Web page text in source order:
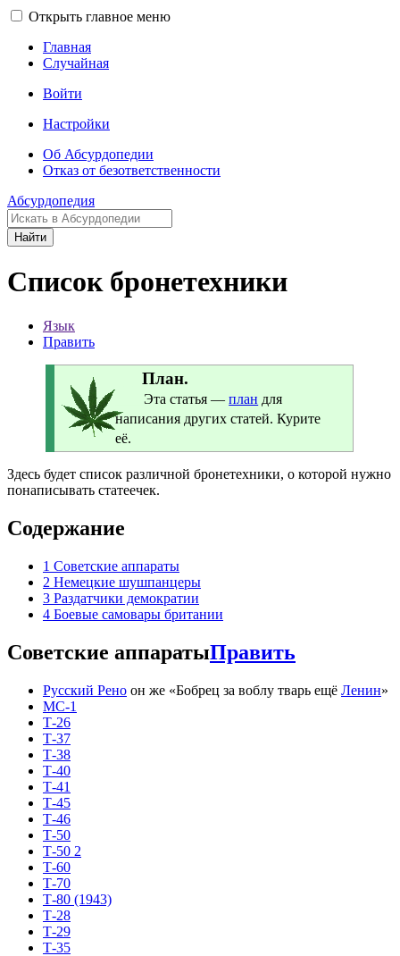
Открыть главное меню
Главная
Случайная
Войти
Настройки
Об Абсурдопедии
Отказ от безответственности
Абсурдопедия
Найти
Список бронетехники
Язык
Править
___План.
____Эта статья —план для
написания других статей. Курите
её.
Здесь будет список различной бронетехники, о которой нужно
понаписывать статеечек.
Содержание
1 Советские аппараты
2 Немецкие шушпанцеры
3 Раздатчики демократии
4 Боевые самовары британии
Советские аппаратыПравить
Русский Рено он же «Бобрец за воблу тварь ещё Ленин»
МС-1
Т-26
Т-37
Т-38
Т-40
Т-41
Т-45
Т-46
Т-50
Т-50 2
Т-60
Т-70
Т-80 (1943)
Т-28
Т-29
Т-35